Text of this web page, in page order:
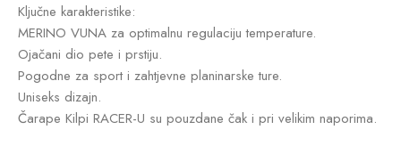
Ključne karakteristike:
MERINO VUNA za optimalnu regulaciju temperature.
Ojačani dio pete i prstiju.
Pogodne za sport i zahtjevne planinarske ture.
Uniseks dizajn.
Čarape Kilpi RACER-U su pouzdane čak i pri velikim naporima.